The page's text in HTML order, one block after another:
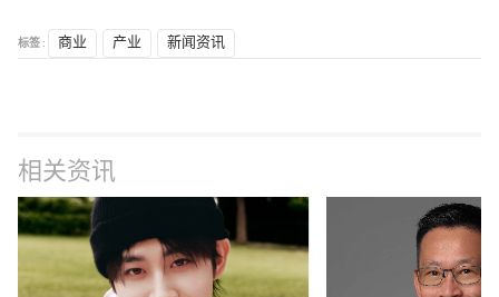
标签 : 商业 产业 新闻资讯
相关资讯